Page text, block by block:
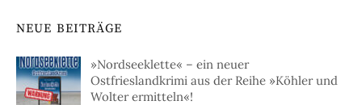
NEUE BEITRÄGE
»Nordseeklette« – ein neuer
Ostfrieslandkrimi aus der Reihe »Köhler und
Wolter ermitteln«!